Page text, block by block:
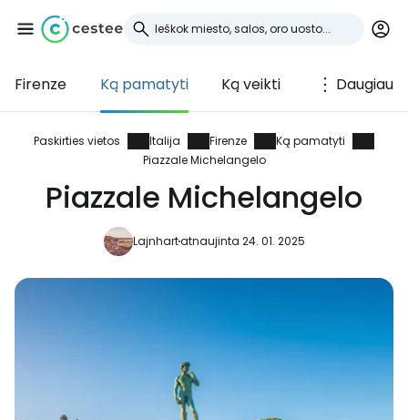
Firenze Ką pamatyti Ką veikti Daugiau
Paskirties vietos Italija Firenze
Ką pamatyti
Piazzale Michelangelo
Piazzale Michelangelo
Lajnhartatnaujinta 24. 01. 2025
Prisijunkite prie
Cestee
... pasaulinė kelionių bendruomenė
Tęsti su Google
Tęsti el. paštu